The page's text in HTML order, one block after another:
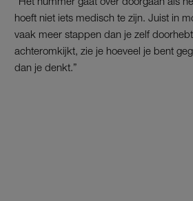
hoeft niet iets medisch te zijn. Juist in
vaak meer stappen dan je zelf
achteromkijkt, zie je hoeveel je bent
dan je denkt.”